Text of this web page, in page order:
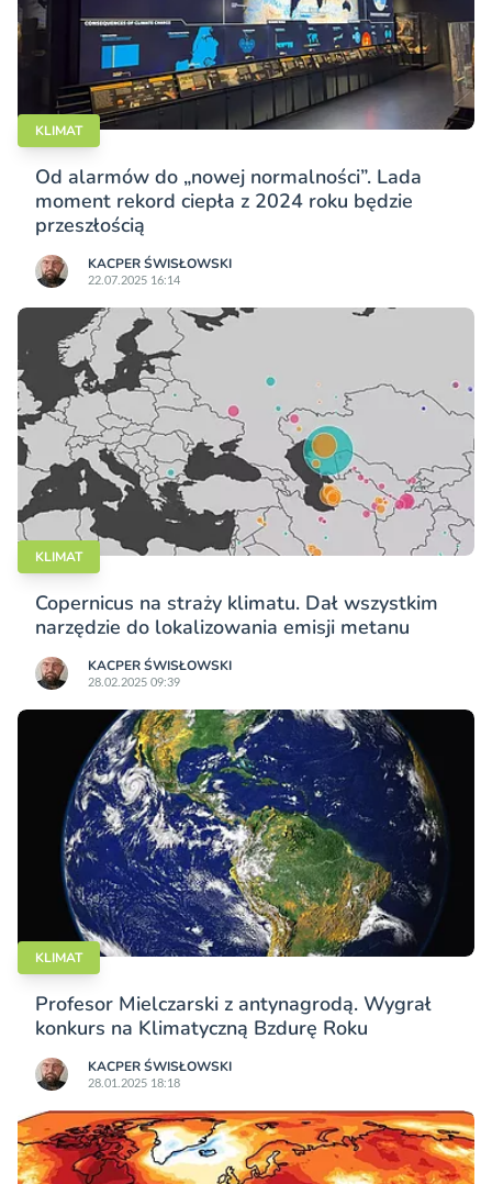
KLIMAT
Od alarmów do „nowej normalności”. Lada
moment rekord ciepła z 2024 roku będzie
przeszłością
KACPER ŚWISŁO­WSKI
22.07.2025 16:14
KLIMAT
Copernicus na straży klimatu. Dał wszystkim
narzędzie do lokalizowania emisji metanu
KACPER ŚWISŁO­WSKI
28.02.2025 09:39
KLIMAT
Profesor Mielczarski z antynagrodą. Wygrał
konkurs na Klimatyczną Bzdurę Roku
KACPER ŚWISŁO­WSKI
28.01.2025 18:18